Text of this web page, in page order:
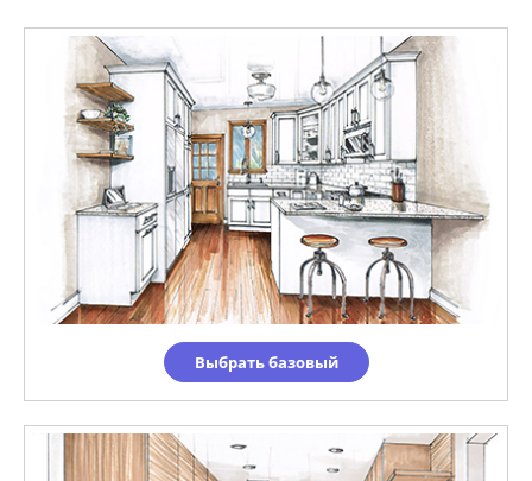
Выбрать базовый